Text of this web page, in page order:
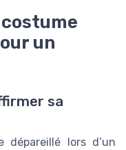
un
sa
dépareillé lors d’un